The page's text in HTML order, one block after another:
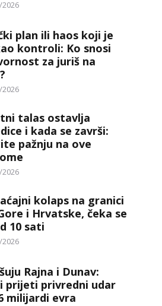
plan ili haos koji je
kontroli: Ko snosi
za juriš na
talas ostavlja
i kada se završi:
pažnju na ove
kolaps na granici
i Hrvatske, čeka se
10 sati
Rajna i Dunav:
prijeti privredni udar
milijardi evra